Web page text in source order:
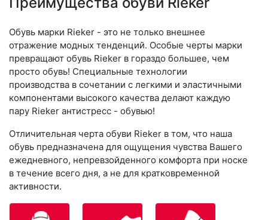
Обувь марки Rieker - это не только внешнее
отражение модных тенденций. Особые черты марки
превращают обувь Rieker в гораздо большее, чем
просто обувь! Специальные технологии
производства в сочетании с легкими и эластичными
компонентами высокого качества делают каждую
пару Rieker антистресс - обувью!
Отличительная черта обуви Rieker в том, что наша
обувь предназначена для ощущения чувства Вашего
ежедневного, непревзойденного комфорта при носке
в течение всего дня, а не для кратковременной
активности.